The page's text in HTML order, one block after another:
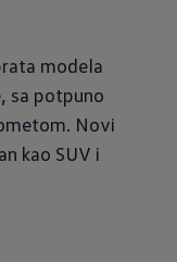
modela
sa potpuno
Novi
kao SUV i